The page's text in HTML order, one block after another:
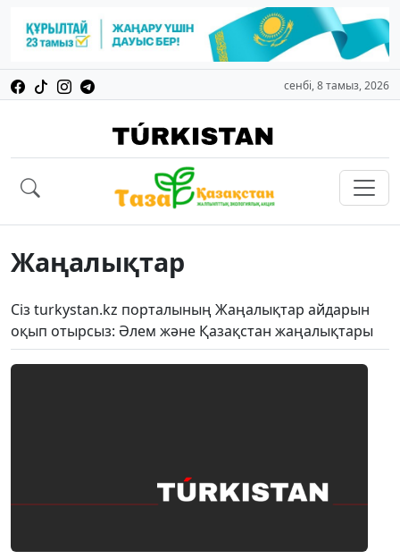
сенбі, 8 тамыз, 2026
Жаңалықтар
Сіз turkystan.kz порталының Жаңалықтар айдарын
оқып отырсыз: Әлем және Қазақстан жаңалықтары